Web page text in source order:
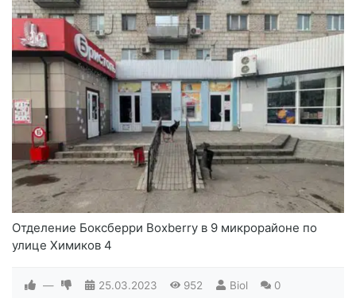
Отделение Боксберри Boxberry в 9 микрорайоне по
улице Химиков 4
— 25.03.2023 952 Biol 0